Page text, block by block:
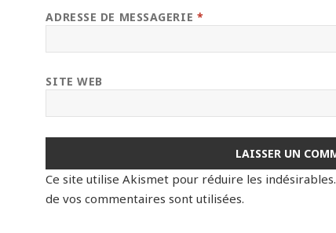
ADRESSE DE MESSAGERIE *
SITE WEB
Ce site utilise Akismet pour réduire les indésirables.
de vos commentaires sont utilisées.